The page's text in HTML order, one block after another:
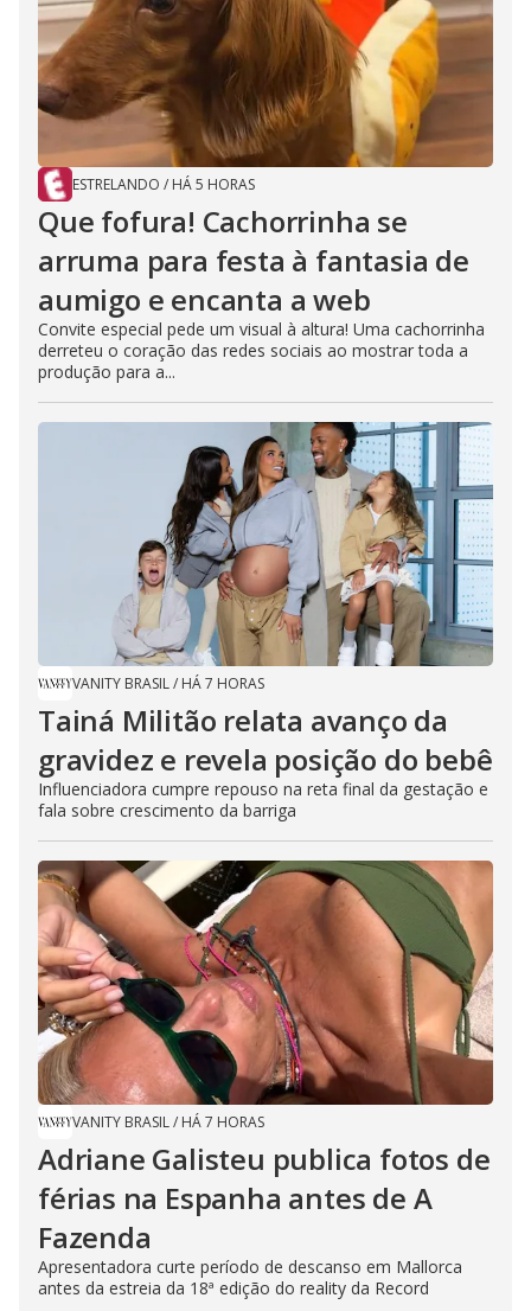
ESTRELANDO / HÁ 5 HORAS
Que fofura! Cachorrinha se
arruma para festa à fantasia de
aumigo e encanta a web
Convite especial pede um visual à altura! Uma cachorrinha
derreteu o coração das redes sociais ao mostrar toda a
produção para a...
VANITY BRASIL/ HÁ 7 HORAS
Tainá Militão relata avanço da
gravidez e revela posição do bebê
Influenciadora cumpre repouso na reta final da gestação e
fala sobre crescimento da barriga
VANITY BRASIL/ HÁ 7 HORAS
Adriane Galisteu publica fotos de
férias na Espanha antes de A
Fazenda
Apresentadora curte período de descanso em Mallorca
antes da estreia da 18ª edição do reality da Record